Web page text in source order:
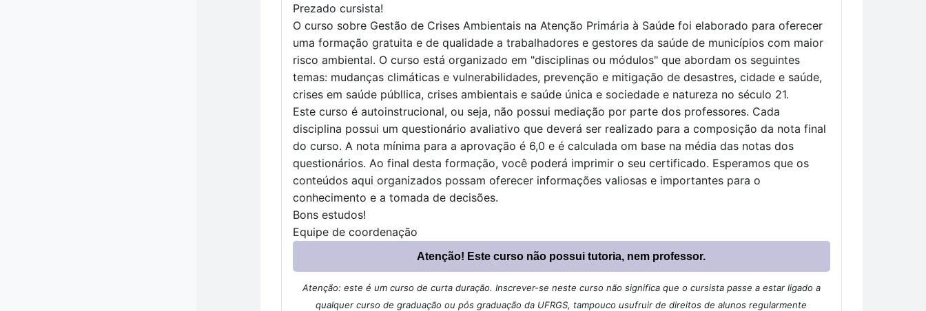
Prezado cursista!
O curso sobre Gestão de Crises Ambientais na Atenção Primária à Saúde foi elaborado para oferecer
uma formação gratuita e de qualidade a trabalhadores e gestores da saúde de municípios com maior
risco ambiental. O curso está organizado em "disciplinas ou módulos" que abordam os seguintes
temas: mudanças climáticas e vulnerabilidades, prevenção e mitigação de desastres, cidade e saúde,
crises em saúde públlica, crises ambientais e saúde única e sociedade e natureza no século 21.
Este curso é autoinstrucional, ou seja, não possui mediação por parte dos professores. Cada
disciplina possui um questionário avaliativo que deverá ser realizado para a composição da nota final
do curso. A nota mínima para a aprovação é 6,0 e é calculada om base na média das notas dos
questionários. Ao final desta formação, você poderá imprimir o seu certificado. Esperamos que os
conteúdos aqui organizados possam oferecer informações valiosas e importantes para o
conhecimento e a tomada de decisões.
Bons estudos!
Equipe de coordenação
Atenção! Este curso não possui tutoria, nem professor.
Atenção: este é um curso de curta duração. Inscrever-se neste curso não significa que o cursista passe a estar ligado a
qualquer curso de graduação ou pós graduação da UFRGS, tampouco usufruir de direitos de alunos regularmente